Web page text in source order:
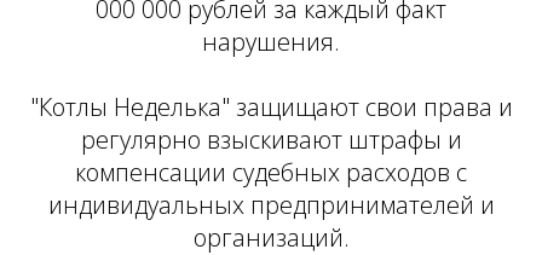
000 000 рублей за каждый факт
нарушения.
"Котлы Неделька" защищают свои права и
регулярно взыскивают штрафы и
компенсации судебных расходов с
индивидуальных предпринимателей и
организаций.